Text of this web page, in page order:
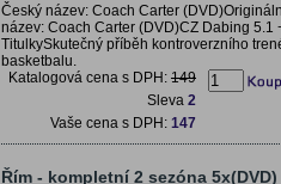
Český název: Coach Carter
název: Coach Carter (DVD)CZ Dabing 5.1
TitulkySkutečný příběh kontroverzního
basketbalu.
Katalogová cena s DPH: 149
Sleva 2
Vaše cena s DPH: 147
Řím - kompletní 2 sezóna 5x(DVD)